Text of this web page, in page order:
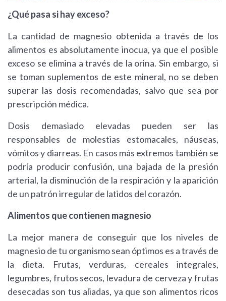
¿Qué pasa si hay exceso?
La cantidad de magnesio obtenida a través de los
alimentos es absolutamente inocua, ya que el posible
exceso se elimina a través de la orina. Sin embargo, si
se toman suplementos de este mineral, no se deben
superar las dosis recomendadas, salvo que sea por
prescripción médica.
Dosis demasiado elevadas pueden ser las
responsables de molestias estomacales, náuseas,
vómitos y diarreas. En casos más extremos también se
podría producir confusión, una bajada de la presión
arterial, la disminución de la respiración y la aparición
de un patrón irregular de latidos del corazón.
Alimentos que contienen magnesio
La mejor manera de conseguir que los niveles de
magnesio de tu organismo sean óptimos es a través de
la dieta. Frutas, verduras, cereales integrales,
legumbres, frutos secos, levadura de cerveza y frutas
desecadas son tus aliadas, ya que son alimentos ricos